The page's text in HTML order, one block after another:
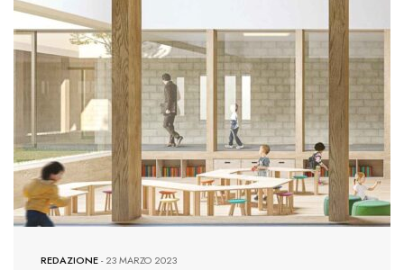
REDAZIONE-23 MARZO 2023